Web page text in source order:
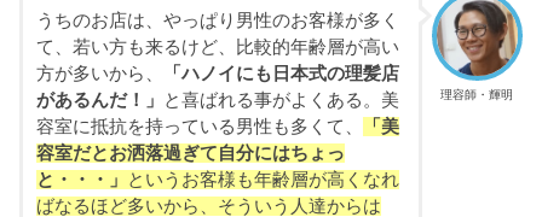
理容師・輝明
うちのお店は、やっぱり男性のお客様が多く
て、若い方も来るけど、比較的年齢層が高い
方が多いから、
「ハノイにも日本式の理髪店
があるんだ！」
と喜ばれる事がよくある。美
容室に抵抗を持っている男性も多くて、
「美
容室だとお洒落過ぎて自分にはちょっ
と・・・」
というお客様も年齢層が高くなれ
ばなるほど多いから、そういう人達からは